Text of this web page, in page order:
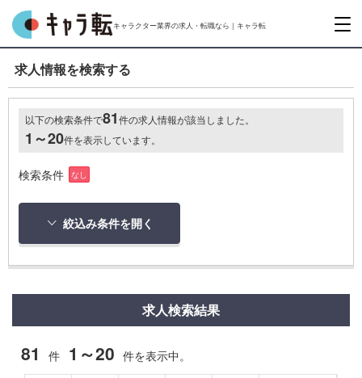
キャラクター業界の求人・転職なら｜キャラ転
求人情報を検索する
以下の検索条件で81件の求人情報が該当しました。
1～20件を表示しています。
検索条件 なし
絞込み条件を開く
求人検索結果
81 件 1～20 件を表示中。